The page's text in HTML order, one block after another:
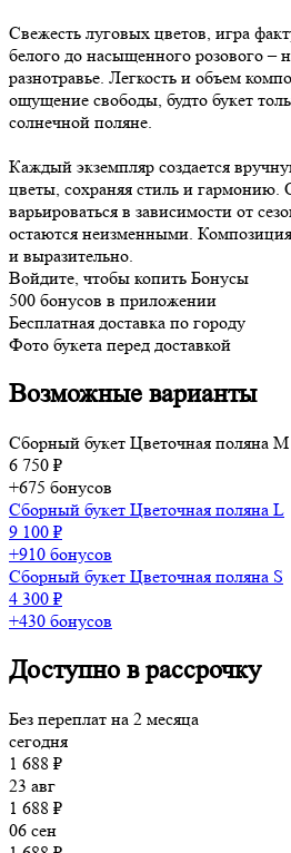
Свежесть луговых цветов, игра
белого до насыщенного розового –
разнотравье. Легкость и объем
ощущение свободы, будто букет
солнечной поляне.
Каждый экземпляр создается
цветы, сохраняя стиль и гармонию.
варьироваться в зависимости от
остаются неизменными.
и выразительно.
Войдите, чтобы копить Бонусы
500 бонусов в приложении
Бесплатная доставка по городу
Фото букета перед доставкой
Возможные варианты
Сборный букет Цветочная поляна М
6 750 ₽
+675 бонусов
Сборный букет Цветочная поляна L
9 100 ₽
+910 бонусов
Сборный букет Цветочная поляна S
4 300 ₽
+430 бонусов
Доступно в рассрочку
Без переплат на 2 месяца
сегодня
1 688 ₽
23 авг
1 688 ₽
06 сен